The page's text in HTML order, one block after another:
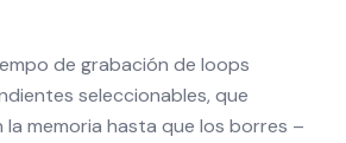
de grabación de loops
seleccionables, que
la memoria hasta que los borres –